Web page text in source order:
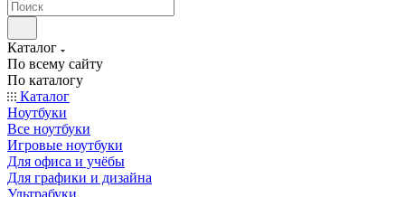
Каталог
По всему сайту
По каталогу
Каталог
Ноутбуки
Все ноутбуки
Игровые ноутбуки
Для офиса и учёбы
Для графики и дизайна
Ультрабуки